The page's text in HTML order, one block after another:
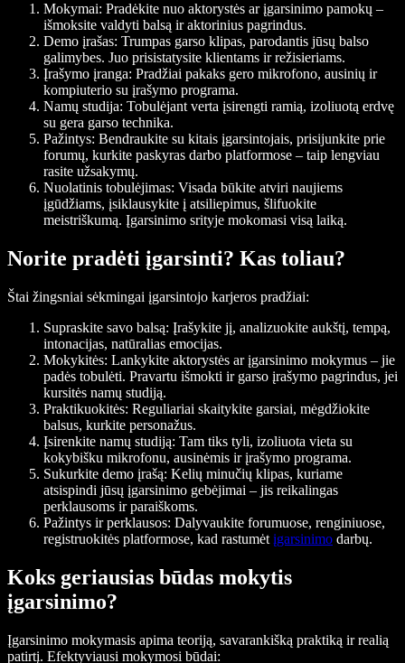
Mokymai: Pradėkite nuo aktorystės ar įgarsinimo pamokų –
išmoksite valdyti balsą ir aktorinius pagrindus.
Demo įrašas: Trumpas garso klipas, parodantis jūsų balso
galimybes. Juo prisistatysite klientams ir režisieriams.
Įrašymo įranga: Pradžiai pakaks gero mikrofono, ausinių ir
kompiuterio su įrašymo programa.
Namų studija: Tobulėjant verta įsirengti ramią, izoliuotą erdvę
su gera garso technika.
Pažintys: Bendraukite su kitais įgarsintojais, prisijunkite prie
forumų, kurkite paskyras darbo platformose – taip lengviau
rasite užsakymų.
Nuolatinis tobulėjimas: Visada būkite atviri naujiems
įgūdžiams, įsiklausykite į atsiliepimus, šlifuokite
meistriškumą. Įgarsinimo srityje mokomasi visą laiką.
Norite pradėti įgarsinti? Kas toliau?
Štai žingsniai sėkmingai įgarsintojo karjeros pradžiai:
Supraskite savo balsą: Įrašykite jį, analizuokite aukštį, tempą,
intonacijas, natūralias emocijas.
Mokykitės: Lankykite aktorystės ar įgarsinimo mokymus – jie
padės tobulėti. Pravartu išmokti ir garso įrašymo pagrindus, jei
kursitės namų studiją.
Praktikuokitės: Reguliariai skaitykite garsiai, mėgdžiokite
balsus, kurkite personažus.
Įsirenkite namų studiją: Tam tiks tyli, izoliuota vieta su
kokybišku mikrofonu, ausinėmis ir įrašymo programa.
Sukurkite demo įrašą: Kelių minučių klipas, kuriame
atsispindi jūsų įgarsinimo gebėjimai – jis reikalingas
perklausoms ir paraiškoms.
Pažintys ir perklausos: Dalyvaukite forumuose, renginiuose,
registruokitės platformose, kad rastumėt įgarsinimo darbų.
Koks geriausias būdas mokytis
įgarsinimo?
Įgarsinimo mokymasis apima teoriją, savarankišką praktiką ir realią
patirtį. Efektyviausi mokymosi būdai: